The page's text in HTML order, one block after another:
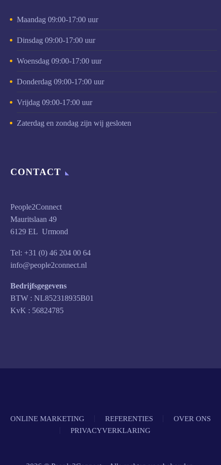
Maandag 09:00-17:00 uur
Dinsdag 09:00-17:00 uur
Woensdag 09:00-17:00 uur
Donderdag 09:00-17:00 uur
Vrijdag 09:00-17:00 uur
Zaterdag en zondag zijn wij gesloten
CONTACT
People2Connect
Mauritslaan 49
6129 EL Urmond
Tel: +31 (0) 46 204 00 64
info@people2connect.nl
Bedrijfsgegevens
BTW : NL852318935B01
KvK : 56824785
ONLINE MARKETING REFERENTIES
OVER ONS
PRIVACYVERKLARING